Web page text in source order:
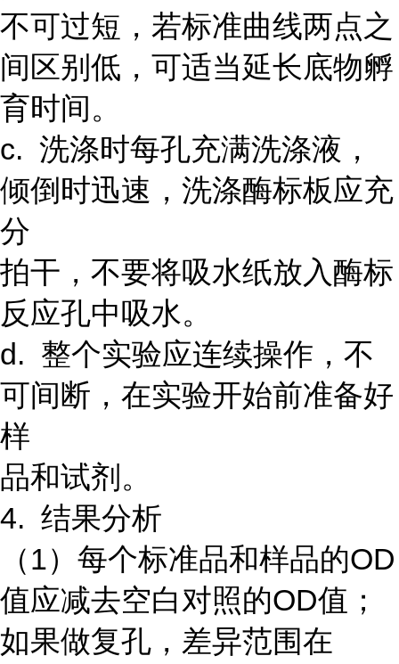
不可过短，若标准曲线两点之
间区别低，可适当延长底物孵
育时间。
c. 洗涤时每孔充满洗涤液，
倾倒时迅速，洗涤酶标板应充
分
拍干，不要将吸水纸放入酶标
反应孔中吸水。
d. 整个实验应连续操作，不
可间断，在实验开始前准备好
样
品和试剂。
4. 结果分析
（1）每个标准品和样品的OD
值应减去空白对照的OD值；
如果做复孔，差异范围在